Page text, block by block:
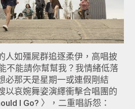
人如殭屍群追逐柔伊，高唱披
不能請你幫幫我？我情緒低落
必那天是星期一或連假剛結
以哀婉舞姿演繹衝擊合唱團的
I Go? 〉，二重唱訴怨：